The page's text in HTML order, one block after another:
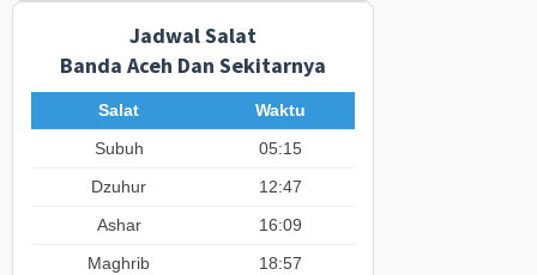
Jadwal Salat
Banda Aceh Dan Sekitarnya
Salat
Waktu
Subuh
05:15
Dzuhur
12:47
Ashar
16:09
Maghrib
18:57